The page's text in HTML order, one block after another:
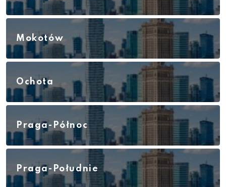
Mokotów
Ochota
Praga-Północ
Praga-Południe